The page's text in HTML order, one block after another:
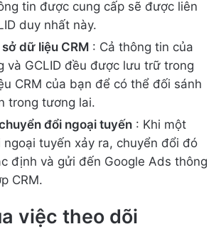
tin được cung cấp sẽ được liên
duy nhất này.
dữ liệu CRM : Cả thông tin của
và GCLID đều được lưu trữ trong
CRM của bạn để có thể đối sánh
trong tương lai.
đổi ngoại tuyến : Khi một
ngoại tuyến xảy ra, chuyển đổi đó
định và gửi đến Google Ads thông
CRM.
việc theo dõi